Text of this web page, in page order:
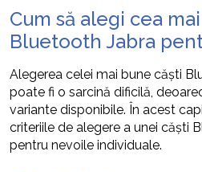
Cum să alegi cea
Bluetooth Jabra
Alegerea celei mai bune căști
poate fi o sarcină dificilă,
variante disponibile. În acest
criteriile de alegere a unei căști
pentru nevoile individuale.